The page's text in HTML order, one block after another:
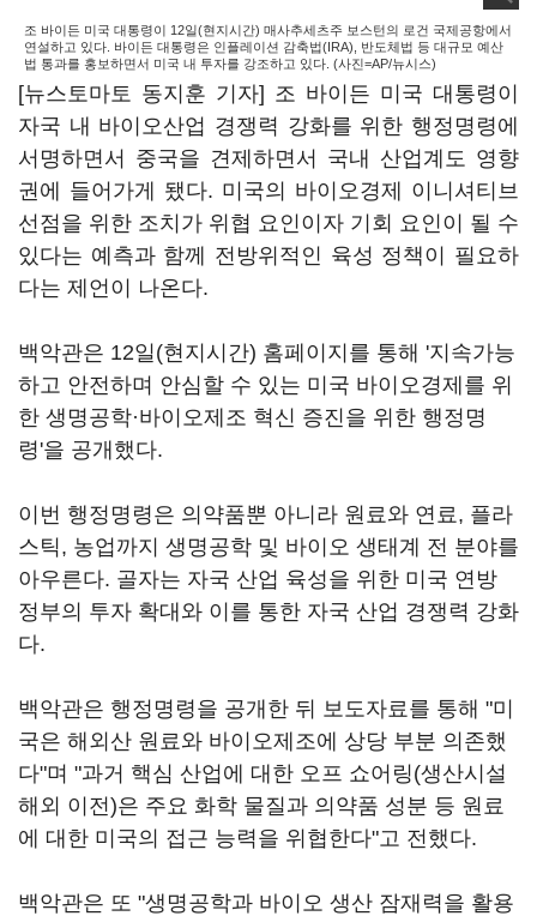
조 바이든 미국 대통령이 12일(현지시간) 매사추세츠주 보스턴의 로건 국제공항에서
연설하고 있다. 바이든 대통령은 인플레이션 감축법(IRA), 반도체법 등 대규모 예산
법 통과를 홍보하면서 미국 내 투자를 강조하고 있다. (사진=AP/뉴시스)
[뉴스토마토 동지훈 기자] 조 바이든 미국 대통령이
자국 내 바이오산업 경쟁력 강화를 위한 행정명령에
서명하면서 중국을 견제하면서 국내 산업계도 영향
권에 들어가게 됐다. 미국의 바이오경제 이니셔티브
선점을 위한 조치가 위협 요인이자 기회 요인이 될 수
있다는 예측과 함께 전방위적인 육성 정책이 필요하
다는 제언이 나온다.
백악관은 12일(현지시간) 홈페이지를 통해 '지속가능
하고 안전하며 안심할 수 있는 미국 바이오경제를 위
한 생명공학·바이오제조 혁신 증진을 위한 행정명
령'을 공개했다.
이번 행정명령은 의약품뿐 아니라 원료와 연료, 플라
스틱, 농업까지 생명공학 및 바이오 생태계 전 분야를
아우른다. 골자는 자국 산업 육성을 위한 미국 연방
정부의 투자 확대와 이를 통한 자국 산업 경쟁력 강화
다.
백악관은 행정명령을 공개한 뒤 보도자료를 통해 "미
국은 해외산 원료와 바이오제조에 상당 부분 의존했
다"며 "과거 핵심 산업에 대한 오프 쇼어링(생산시설
해외 이전)은 주요 화학 물질과 의약품 성분 등 원료
에 대한 미국의 접근 능력을 위협한다"고 전했다.
백악관은 또 "생명공학과 바이오 생산 잠재력을 활용